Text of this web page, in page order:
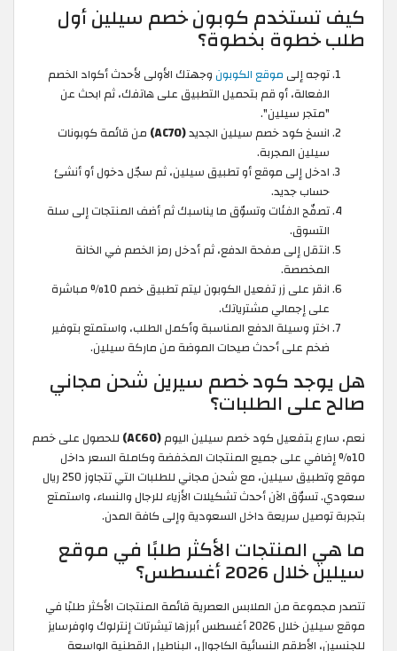
كيف تستخدم كوبون خصم سيلين أول
طلب خطوة بخطوة؟
توجه إلى موقع الكوبونوجهتك الأولى لأحدث أكواد الخصم
الفعالة، أو قم بتحميل التطبيق على هاتفك، ثم ابحث عن
"متجر سيلين".
انسخ كود خصم سيلين الجديد(AC70)
من قائمة كوبونات
سيلين المجربة.
ادخل إلى موقع أو تطبيق سيلين، ثم سجّل دخول أو أنشئ
حساب جديد.
تصفّح الفئات وتسوّق ما يناسبك ثم أضف المنتجات إلى سلة
التسوق.
انتقل إلى صفحة الدفع، ثم أدخل رمز الخصم في الخانة
المخصصة.
انقر على زر تفعيل الكوبون ليتم تطبيق خصم 10% مباشرة
على إجمالي مشترياتك.
اختر وسيلة الدفع المناسبة وأكمل الطلب، واستمتع بتوفير
ضخم على أحدث صيحات الموضة من ماركة سيلين.
هل يوجد كود خصم سيرين شحن مجاني
صالح على الطلبات؟
نعم، سارع بتفعيل كود خصم سيلين اليوم(AC60)
للحصول على خصم
10% إضافي على جميع المنتجات المخفضة وكاملة السعر داخل
موقع وتطبيق سيلين، مع شحن مجاني للطلبات التي تتجاوز 250 ريال
سعودي. تسوّق الآن أحدث تشكيلات الأزياء للرجال والنساء، واستمتع
بتجربة توصيل سريعة داخل السعودية وإلى كافة المدن.
ما هي المنتجات الأكثر طلبًا في موقع
سيلين خلال 2026 أغسطس؟
تتصدر مجموعة من الملابس العصرية قائمة المنتجات الأكثر طلبًا في
موقع سيلين خلال 2026 أغسطس أبرزها تيشرتات إنترلوك واوفرسايز
للجنسين، الأطقم النسائية الكاجوال، البناطيل القطنية الواسعة